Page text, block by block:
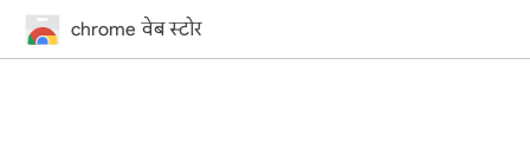
chrome वेब स्टोर